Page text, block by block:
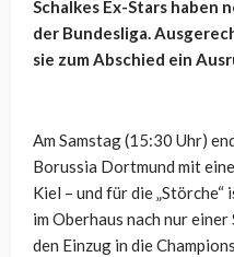
Schalkes Ex-Stars haben
der Bundesliga.
sie zum Abschied ein
Am Samstag (15:30 Uhr)
Borussia Dortmund mit
Kiel – und für die
im Oberhaus nach nur
den Einzug in die